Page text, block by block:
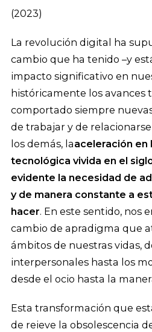
(2023)
La revolución digital ha
cambio que ha tenido –y
impacto significativo en
históricamente los avances
comportado siempre
de trabajar y de
los demás, laaceleración en
tecnológica vivida en el
evidente la necesidad de
y de manera constante a
hacer. En este sentido, nos
cambio de apradigma que
ámbitos de nuestras vidas,
interpersonales hasta los
desde el ocio hasta la
Esta transformación que
de reieve la obsolescencia